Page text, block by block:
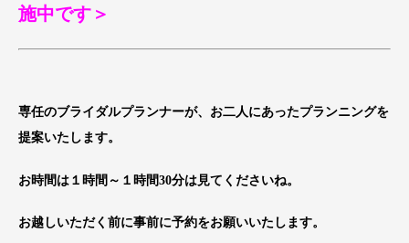
施中です＞
専任のブライダルプランナーが、お二人にあったプランニングを
提案いたします。
お時間は１時間～１時間30分は見てくださいね。
お越しいただく前に事前に予約をお願いいたします。